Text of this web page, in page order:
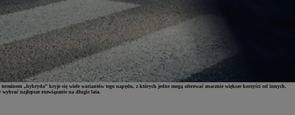
„hybryda” kryje się wiele wariantów tego napędu, z których jedne mogą oferować znacznie większe korzyści od innych.
najlepsze rozwiązanie na długie lata.